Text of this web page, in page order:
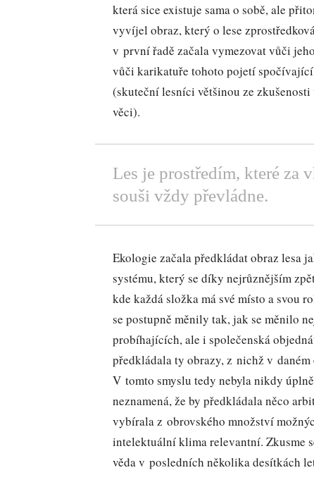
která sice existuje sama o sobě, ale
vyvíjel obraz, který o lese
v první řadě začala vymezovat vůči
vůči karikatuře tohoto pojetí
(skuteční lesníci většinou ze
věci).
Les je prostředím, které za
souši vždy převládne.
Ekologie začala předkládat obraz lesa
systému, který se díky nejrůznějším
kde každá složka má své místo a svou
se postupně měnily tak, jak se měnilo
probíhajících, ale i společenská
předkládala ty obrazy, z nichž v
V tomto smyslu tedy nebyla nikdy
neznamená, že by předkládala něco
vybírala z obrovského množství
intelektuální klima relevantní. Zkusme
věda v posledních několika desítkách